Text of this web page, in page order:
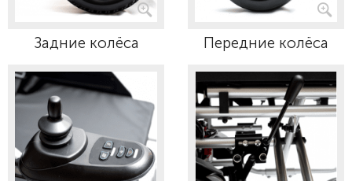
Задние колёса Передние колёса